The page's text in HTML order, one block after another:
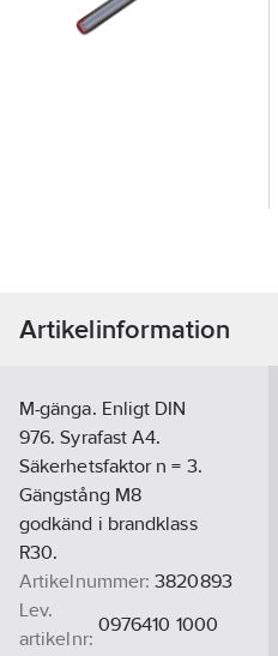
Artikelinformation
M-gänga. Enligt DIN
976. Syrafast A4.
Säkerhetsfaktor n = 3.
Gängstång M8
godkänd i brandklass
R30.
Artikelnummer: 3820893
Lev.
artikelnr:
0976410 1000